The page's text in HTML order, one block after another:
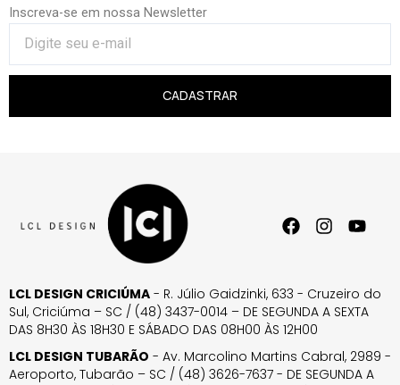
Inscreva-se em nossa Newsletter
CADASTRAR
LCL DESIGN CRICIÚMA - R. Júlio Gaidzinki, 633 - Cruzeiro do
Sul, Criciúma – SC / (48) 3437-0014 – DE SEGUNDA A SEXTA
DAS 8H30 ÀS 18H30 E SÁBADO DAS 08H00 ÀS 12H00
LCL DESIGN TUBARÃO - Av. Marcolino Martins Cabral, 2989 -
Aeroporto, Tubarão – SC / (48) 3626-7637 - DE SEGUNDA A